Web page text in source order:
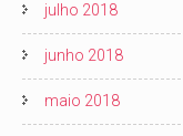
julho 2018
junho 2018
maio 2018